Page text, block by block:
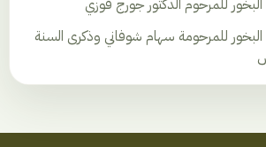
للمرحوم الدكتور جورج فوزي
للمرحومة سهام شوفاني وذكرى السنة